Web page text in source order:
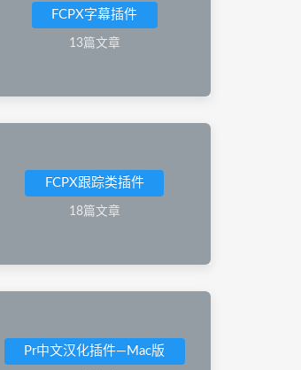
FCPX字幕插件
13篇文章
FCPX跟踪类插件
18篇文章
Pr中文汉化插件—Mac版